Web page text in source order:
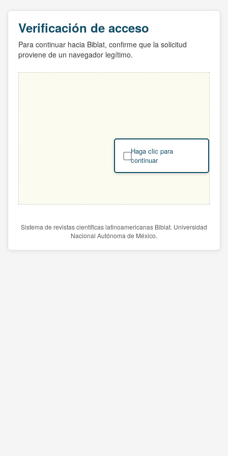
Verificación de acceso
Para continuar hacia Biblat, confirme que la solicitud
proviene de un navegador legítimo.
Haga clic para
continuar
Sistema de revistas científicas latinoamericanas Biblat. Universidad
Nacional Autónoma de México.